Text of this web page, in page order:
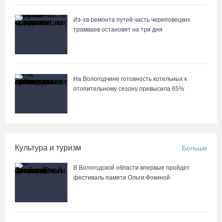
Из-за ремонта путей часть череповецких
трамваев остановят на три дня
На Вологодчине готовность котельных к
отопительному сезону превысила 65%
Культура и туризм Больше
В Вологодской области впервые пройдет
фестиваль памяти Ольги Фокиной